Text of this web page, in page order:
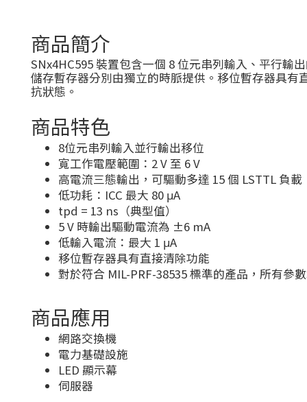
商品簡介
SNx4HC595 裝置包含一個 8 位元串列輸入、平行輸
儲存暫存器分別由獨立的時脈提供。移位暫存器具有
抗狀態。
商品特色
8位元串列輸入並行輸出移位
寬工作電壓範圍：2 V 至 6 V
高電流三態輸出，可驅動多達 15 個 LSTTL 負載
低功耗：ICC 最大 80 μA
tpd = 13 ns（典型值）
5 V 時輸出驅動電流為 ±6 mA
低輸入電流：最大 1 μA
移位暫存器具有直接清除功能
對於符合 MIL-PRF-38535 標準的產品，所有參
商品應用
網路交換機
電力基礎設施
LED 顯示幕
伺服器